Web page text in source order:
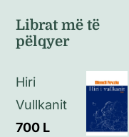
Librat më të
pëlqyer
Hiri
Vullkanit
700 L